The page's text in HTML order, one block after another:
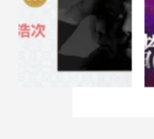
ー。ドラマ『きよ
00～10・13）に出演